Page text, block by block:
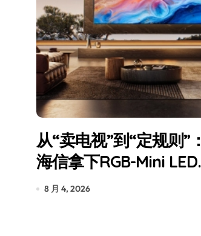
从“卖电视”到“定规则”：
海信拿下RGB-Mini LED
全球话语权
8 月 4, 2026